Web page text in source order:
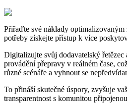
Přiřaďte své náklady optimalizovaným
potřeby získejte přístup k více
Digitalizujte svůj dodavatelský řetězec
provádění přepravy v reálném čase,
různé scénáře a vyhnout se
To přináší skutečné úspory, zvyšuje
transparentnost s komunitou